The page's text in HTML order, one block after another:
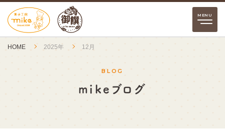
HOME 2025年 12月
BLOG
mikeブログ